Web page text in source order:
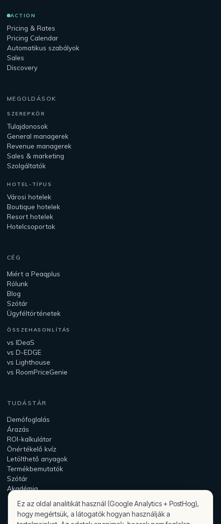
ACTION
Pricing & Rates
Pricing Calendar
Automatikus szabályok
Sales
Discovery
MEGOLDÁSOK
SZEREPKÖR
Tulajdonosok
General managerek
Revenue managerek
Sales & marketing
Szolgáltatók
HOTEL-TÍPUS
Városi hotelek
Boutique hotelek
Resort hotelek
Hotelcsoportok
CÉG
Miért a Peaqplus
Rólunk
Blog
Szótár
Ügyféltörténetek
ÖSSZEHASONLÍTÁS
vs IDeaS
vs D-EDGE
vs Lighthouse
vs RoomPriceGenie
TUDÁSTÁR
Demófoglalás
Árazás
ROI-kalkulátor
Önértékelő kvíz
Letölthető anyagok
Termékbemutatók
Szótár
Akadémia
Ez az oldal analitikát használ (Google Analytics + PostHog),
hogy megértsük, a látogatók hogyan használják a